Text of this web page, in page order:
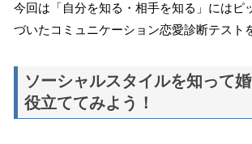
今回は「自分を知る・相手を知る」にはピ
づいたコミュニケーション恋愛診断テスト
ソーシャルスタイルを知って
役立ててみよう！